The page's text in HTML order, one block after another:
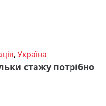
, Україна
стажу потрібно